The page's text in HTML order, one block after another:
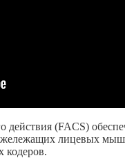
действия (FACS)
лицевых
кодеров.